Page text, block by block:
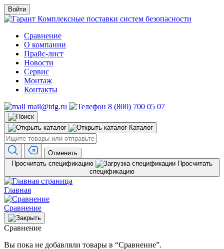
Войти
Комплексные поставки систем безопасности
Сравнение
О компании
Прайс-лист
Новости
Сервис
Монтаж
Контакты
mail@tdg.ru
8 (800) 700 05 07
Каталог
Отменить
Просчитать спецификацию
Просчитать
спецификацию
Главная
Сравнение
Сравнение
Вы пока не добавляли товары в “Сравнение”.